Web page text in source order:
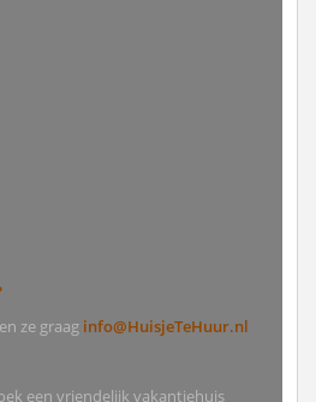
ze graag info@HuisjeTeHuur.nl
een vriendelijk vakantiehuis